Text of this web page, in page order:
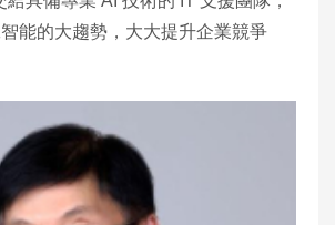
能的大趨勢，大大提升企業競爭